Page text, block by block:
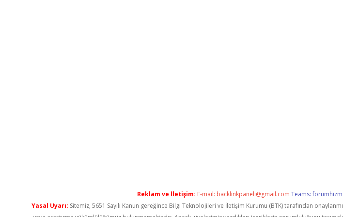
Reklam ve İletişim: E-mail: backlinkpaneli@gmail.com Teams:
Yasal Uyarı: Sitemiz, 5651 Sayılı Kanun gereğince Bilgi Teknolojileri ve İletişim Kurumu (BTK) tarafından